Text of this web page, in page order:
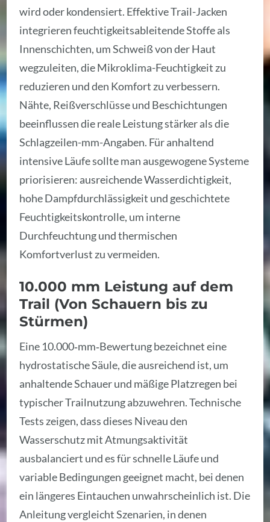
wird oder kondensiert. Effektive Trail-Jacken
integrieren feuchtigkeitsableitende Stoffe als
Innenschichten, um Schweiß von der Haut
wegzuleiten, die Mikroklima-Feuchtigkeit zu
reduzieren und den Komfort zu verbessern.
Nähte, Reißverschlüsse und Beschichtungen
beeinflussen die reale Leistung stärker als die
Schlagzeilen-mm-Angaben. Für anhaltend
intensive Läufe sollte man ausgewogene Systeme
priorisieren: ausreichende Wasserdichtigkeit,
hohe Dampfdurchlässigkeit und geschichtete
Feuchtigkeitskontrolle, um interne
Durchfeuchtung und thermischen
Komfortverlust zu vermeiden.
10.000 mm Leistung auf dem
Trail (Von Schauern bis zu
Stürmen)
Eine 10.000‑mm‑Bewertung bezeichnet eine
hydrostatische Säule, die ausreichend ist, um
anhaltende Schauer und mäßige Platzregen bei
typischer Trailnutzung abzuwehren. Technische
Tests zeigen, dass dieses Niveau den
Wasserschutz mit Atmungsaktivität
ausbalanciert und es für schnelle Läufe und
variable Bedingungen geeignet macht, bei denen
ein längeres Eintauchen unwahrscheinlich ist. Die
Anleitung vergleicht Szenarien, in denen